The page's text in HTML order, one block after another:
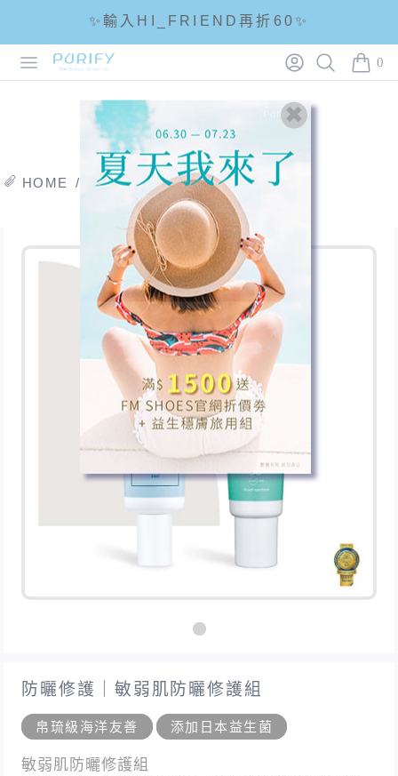
Open menu
PURIFY LoginSearch 0
items
☘輸入折扣碼 5288滿1288現折88☘
HOME / 商品系列 益菌養膚
防曬修護｜敏弱肌防曬修護組
帛琉級海洋友善 添加日本益生菌
敏弱肌防曬修護組